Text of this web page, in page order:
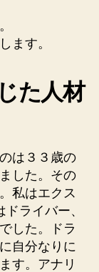
ます。
た人材
は３３歳の
した。その
私はエクス
ライバー、
した。ドラ
自分なりに
す。アナリ